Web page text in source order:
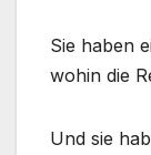
Sie haben
wohin die
Und sie